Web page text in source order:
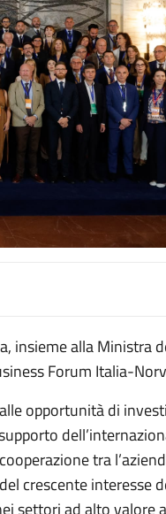
insieme alla Ministra
Forum Italia-
opportunità di
tra
crescente interesse
settori ad alto valore